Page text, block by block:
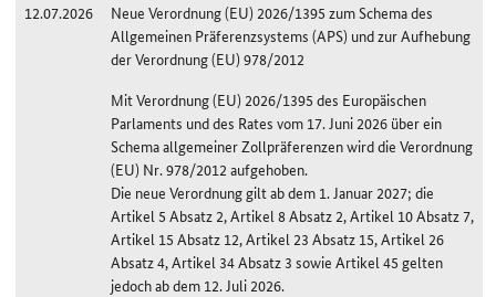
12.07.2026
Neue Verordnung (EU) 2026/1395 zum Schema des
Allgemeinen Präferenzsystems (APS) und zur Aufhebung
der Verordnung (EU) 978/2012
Mit Verordnung (EU) 2026/1395 des Europäischen
Parlaments und des Rates vom 17. Juni 2026 über ein
Schema allgemeiner Zollpräferenzen wird die Verordnung
(EU) Nr. 978/2012 aufgehoben.
Die neue Verordnung gilt ab dem 1. Januar 2027; die
Artikel 5 Absatz 2, Artikel 8 Absatz 2, Artikel 10 Absatz 7,
Artikel 15 Absatz 12, Artikel 23 Absatz 15, Artikel 26
Absatz 4, Artikel 34 Absatz 3 sowie Artikel 45 gelten
jedoch ab dem 12. Juli 2026.